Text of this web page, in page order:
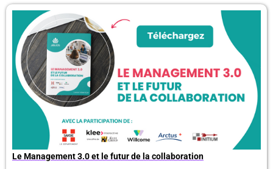
Le Management 3.0 et le futur de la collaboration